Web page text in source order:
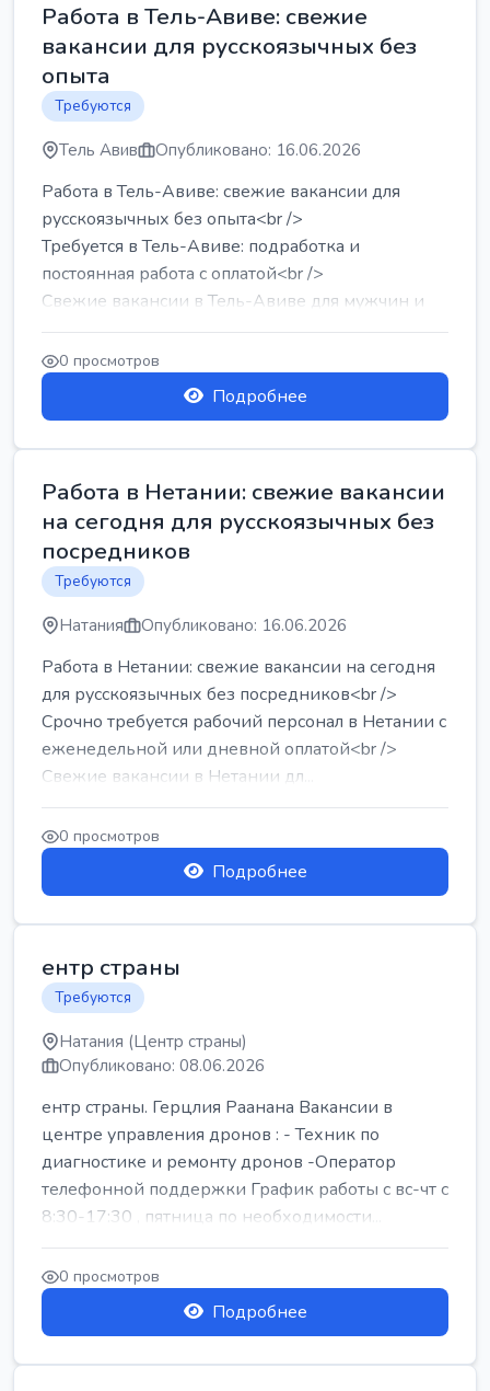
Работа в Тель-Авиве: свежие
вакансии для русскоязычных без
опыта
Требуются
Тель Авив Опубликовано: 16.06.2026
Работа в Тель-Авиве: свежие вакансии для
русскоязычных без опыта<br />
Требуется в Тель-Авиве: подработка и
постоянная работа с оплатой<br />
Свежие вакансии в Тель-Авиве для мужчин и
женщин от хозя...
0 просмотров
Подробнее
Работа в Нетании: свежие вакансии
на сегодня для русскоязычных без
посредников
Требуются
Натания Опубликовано: 16.06.2026
Работа в Нетании: свежие вакансии на сегодня
для русскоязычных без посредников<br />
Срочно требуется рабочий персонал в Нетании с
еженедельной или дневной оплатой<br />
Свежие вакансии в Нетании дл...
0 просмотров
Подробнее
ентр страны
Требуются
Натания (Центр страны)
Опубликовано: 08.06.2026
ентр страны. Герцлия Раанана Вакансии в
центре управления дронов : - Техник по
диагностике и ремонту дронов -Оператор
телефонной поддержки График работы с вс-чт с
8:30-17:30 , пятница по необходимости...
0 просмотров
Подробнее